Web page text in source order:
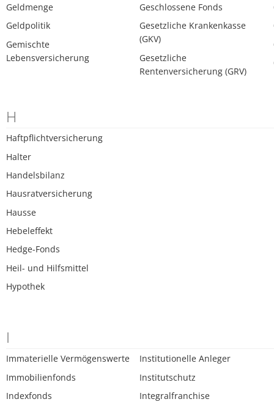
Geldmenge
Geldpolitik
Gemischte
Lebensversicherung
Geschlossene Fonds
Gesetzliche Krankenkasse
(GKV)
Gesetzliche
Rentenversicherung (GRV)
H
Haftpflichtversicherung
Halter
Handelsbilanz
Hausratversicherung
Hausse
Hebeleffekt
Hedge-Fonds
Heil- und Hilfsmittel
Hypothek
I
Immaterielle Vermögenswerte
Immobilienfonds
Indexfonds
Institutionelle Anleger
Institutschutz
Integralfranchise